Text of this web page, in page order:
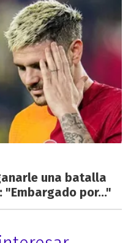
una batalla
por..."